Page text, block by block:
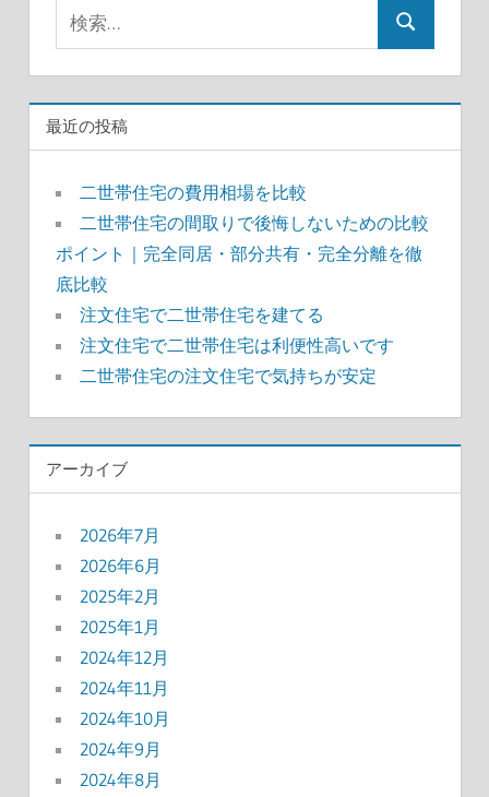
ビ
ー
シ
ョ
ン
検
最近の投稿
二世帯住宅の費用相場を比較
二世帯住宅の間取りで後悔しないための比較
ポイント｜完全同居・部分共有・完全分離を徹
底比較
注文住宅で二世帯住宅を建てる
注文住宅で二世帯住宅は利便性高いです
二世帯住宅の注文住宅で気持ちが安定
アーカイブ
2026年7月
2026年6月
2025年2月
2025年1月
2024年12月
2024年11月
2024年10月
2024年9月
2024年8月